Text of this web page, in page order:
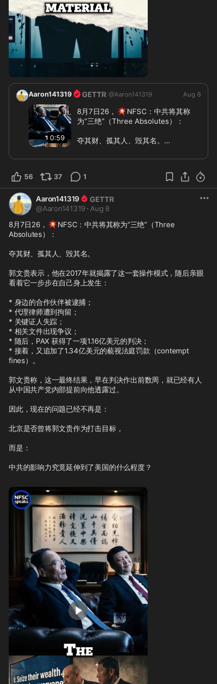
0:59
Aaron141319 @Aaron141319 Aug 8
0:59
8月7日26， 💥NFSC：中共将其称
为“三绝”（Three Absolutes）：
夺其财、孤其人、毁其名。
郭文贵表示，他在2017年就揭露了这
一套操作模式，随后亲眼看着它一步步
在自己身上发生：
* 身边的合作伙伴被逮捕；
* 代理律师遭到拘留；
* 相关文件出现争议；
* 接着，又追加了1.34亿美元的藐视法
郭文贵称，这一最终结果，早在判决作
部提前向他透露过。
北京是否曾将郭文贵作为打击目标，
中共的影响力究竟延伸到了美国的什么
程度？
56 37 1
Aaron141319
@Aaron141319 · Aug 8
8月7日26， 💥NFSC：中共将其称为“三绝”（Three
Absolutes）：
夺其财、孤其人、毁其名。
郭文贵表示，他在2017年就揭露了这一套操作模式，随后亲眼
看着它一步步在自己身上发生：
* 身边的合作伙伴被逮捕；
* 代理律师遭到拘留；
* 关键证人失踪；
* 相关文件出现争议；
* 随后，PAX 获得了一项1.16亿美元的判决；
* 接着，又追加了1.34亿美元的藐视法庭罚款（contempt
fines）。
郭文贵称，这一最终结果，早在判决作出前数周，就已经有人
从中国共产党内部提前向他透露过。
因此，现在的问题已经不再是：
北京是否曾将郭文贵作为打击目标，
而是：
中共的影响力究竟延伸到了美国的什么程度？